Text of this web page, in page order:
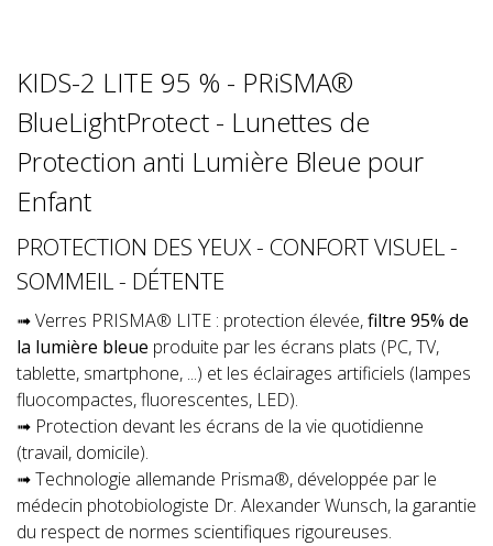
KIDS-2 LITE 95 % - PRiSMA®
BlueLightProtect - Lunettes de
Protection anti Lumière Bleue pour
Enfant
PROTECTION DES YEUX - CONFORT VISUEL -
SOMMEIL - DÉTENTE
➟ Verres PRISMA® LITE : protection élevée,filtre 95% de
la lumière bleue produite par les écrans plats (PC, TV,
tablette, smartphone, ...) et les éclairages artificiels (lampes
fluocompactes, fluorescentes, LED).
➟ Protection devant les écrans de la vie quotidienne
(travail, domicile).
➟ Technologie allemande Prisma®, développée par le
médecin photobiologiste Dr. Alexander Wunsch, la garantie
du respect de normes scientifiques rigoureuses.